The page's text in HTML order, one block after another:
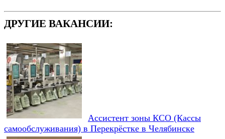
ДРУГИЕ ВАКАНСИИ:
Ассистент зоны КСО (Кассы
самообслуживания) в Перекрёстке в Челябинске